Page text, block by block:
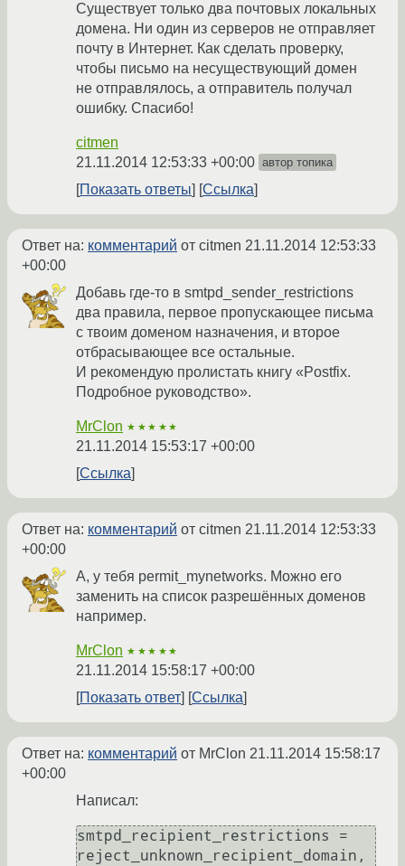
Существует только два почтовых локальных
домена. Ни один из серверов не отправляет
почту в Интернет. Как сделать проверку,
чтобы письмо на несуществующий домен
не отправлялось, а отправитель получал
ошибку. Спасибо!
citmen
21.11.2014 12:53:33 +00:00 автор топика
Показать ответы Ссылка
Ответ на: комментарий от citmen 21.11.2014 12:53:33
+00:00
Добавь где-то в smtpd_sender_restrictions
два правила, первое пропускающее письма
с твоим доменом назначения, и второе
отбрасывающее все остальные.
И рекомендую пролистать книгу «Postfix.
Подробное руководство».
MrClon ★★★★★
21.11.2014 15:53:17 +00:00
Ссылка
Ответ на: комментарий от citmen 21.11.2014 12:53:33
+00:00
А, у тебя permit_mynetworks. Можно его
заменить на список разрешённых доменов
например.
MrClon ★★★★★
21.11.2014 15:58:17 +00:00
Показать ответ
Ссылка
Ответ на: комментарий от MrClon 21.11.2014 15:58:17
+00:00
Написал:
smtpd_recipient_restrictions =
reject_unknown_recipient_domain,